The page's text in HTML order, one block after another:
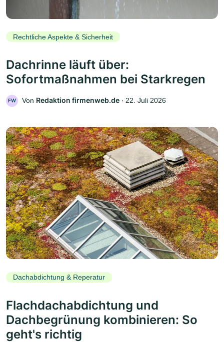
Rechtliche Aspekte & Sicherheit
Dachrinne läuft über:
Sofortmaßnahmen bei Starkregen
FW Von Redaktion firmenweb.de ‧ 22. Juli 2026
Dachabdichtung & Reperatur
Flachdachabdichtung und
Dachbegrünung kombinieren: So
geht's richtig